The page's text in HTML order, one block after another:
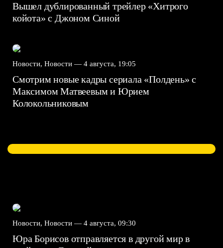
Вышел дублированный трейлер «Хитрого
койота» с Джоном Синой
Новости, Новости — 4 августа, 19:05
Смотрим новые кадры сериала «Полдень» с
Максимом Матвеевым и Юрием
Колокольниковым
Новости, Новости — 4 августа, 09:30
Юра Борисов отправляется в другой мир в